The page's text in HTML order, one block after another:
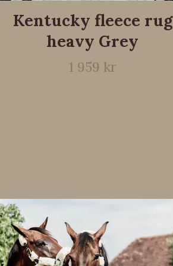
Kentucky fleece rug
heavy Grey
1 959 kr